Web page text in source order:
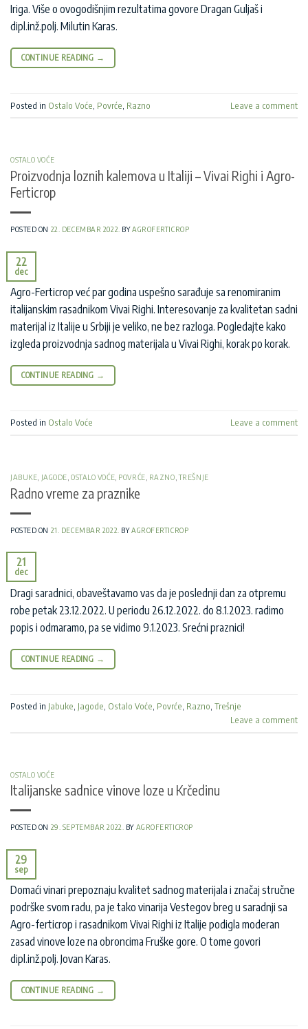
Iriga. Više o ovogodišnjim rezultatima govore Dragan Guljaš i
dipl.inž.polj. Milutin Karas.
CONTINUE READING →
Posted in Ostalo Voće Povrće Razno Leave a comment
OSTALO VOĆE
Proizvodnja loznih kalemova u Italiji – Vivai Righi i Agro-
Ferticrop
POSTED ON 22. DECEMBAR 2022. BYAGROFERTICROP
22
dec
Agro-Ferticrop već par godina uspešno sarađuje sa renomiranim
italijanskim rasadnikom Vivai Righi. Interesovanje za kvalitetan sadni
materijal iz Italije u Srbiji je veliko, ne bez razloga. Pogledajte kako
izgleda proizvodnja sadnog materijala u Vivai Righi, korak po korak.
CONTINUE READING →
Posted in Ostalo Voće Leave a comment
JABUKE JAGODE OSTALO VOĆE POVRĆE RAZNO ,TREŠNJE
Radno vreme za praznike
POSTED ON 21. DECEMBAR 2022. BY AGROFERTICROP
21
dec
Dragi saradnici, obaveštavamo vas da je poslednji dan za otpremu
robe petak 23.12.2022. U periodu 26.12.2022. do 8.1.2023. radimo
popis i odmaramo, pa se vidimo 9.1.2023. Srećni praznici!
CONTINUE READING →
Posted in Jabuke Jagode Ostalo Voće Povrće Razno Trešnje
Leave a comment
OSTALO VOĆE
Italijanske sadnice vinove loze u Krčedinu
POSTED ON 29. SEPTEMBAR 2022. BY AGROFERTICROP
29
sep
Domaći vinari prepoznaju kvalitet sadnog materijala i značaj stručne
podrške svom radu, pa je tako vinarija Vestegov breg u saradnji sa
Agro-ferticrop i rasadnikom Vivai Righi iz Italije podigla moderan
zasad vinove loze na obroncima Fruške gore. O tome govori
dipl.inž.polj. Jovan Karas.
CONTINUE READING →